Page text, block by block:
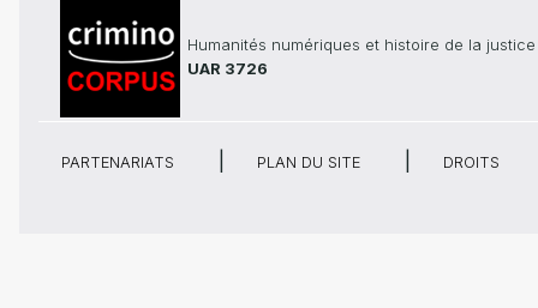
Humanités numériques et histoire de la justice
UAR 3726
PARTENARIATS PLAN DU SITE DROITS